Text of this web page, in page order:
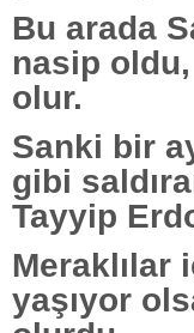
Bu arada
nasip
olur.
Sanki bir
gibi
Tayyip
Meraklılar
yaşıyor